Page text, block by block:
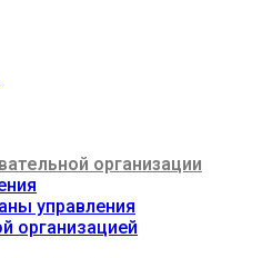
организации
управления
организацией